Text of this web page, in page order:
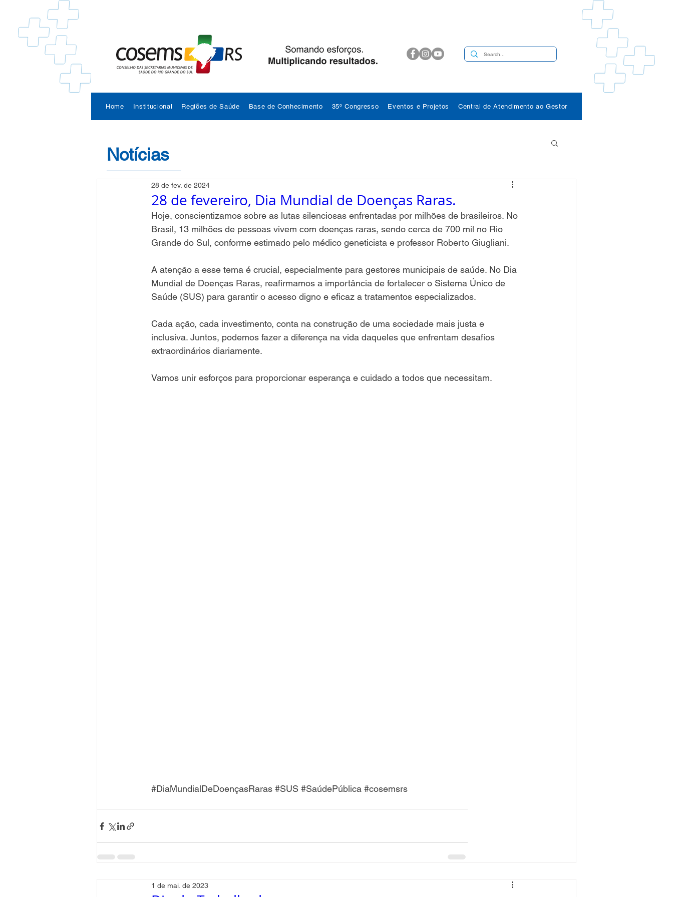
Home Institucional Regiões de Saúde Base de Conhecimento 35º Congresso Eventos e Projetos Central de Atendimento ao Gestor
28 de fevereiro, Dia Mundial de Doenças Raras.
28 de fev. de 2024
Hoje, conscientizamos sobre as lutas silenciosas enfrentadas por milhões de brasileiros. No
Brasil, 13 milhões de pessoas vivem com doenças raras, sendo cerca de 700 mil no Rio
Grande do Sul, conforme estimado pelo médico geneticista e professor Roberto Giugliani.
A atenção a esse tema é crucial, especialmente para gestores municipais de saúde. No Dia
Mundial de Doenças Raras, reafirmamos a importância de fortalecer o Sistema Único de
Saúde (SUS) para garantir o acesso digno e eficaz a tratamentos especializados.
Cada ação, cada investimento, conta na construção de uma sociedade mais justa e
inclusiva. Juntos, podemos fazer a diferença na vida daqueles que enfrentam desafios
extraordinários diariamente.
Vamos unir esforços para proporcionar esperança e cuidado a todos que necessitam.
#DiaMundialDeDoençasRaras #SUS #SaúdePública #cosemsrs
1 de mai. de 2023
Notícias